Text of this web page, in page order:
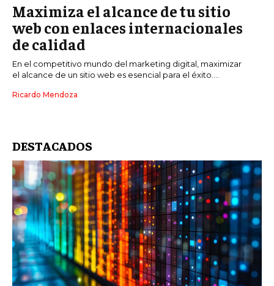
Maximiza el alcance de tu sitio
web con enlaces internacionales
de calidad
En el competitivo mundo del marketing digital, maximizar
el alcance de un sitio web es esencial para el éxito....
Ricardo Mendoza
DESTACADOS